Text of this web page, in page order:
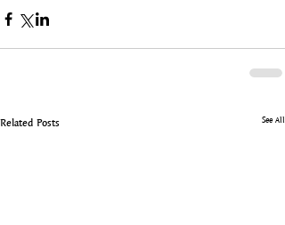
Related Posts See All